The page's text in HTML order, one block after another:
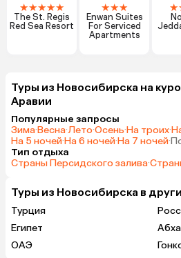
★★★★★
The St. Regis
Red Sea Resort
★★★
Enwan Suites
For Serviced
Apartments
★
Туры из Новосибирска на
Аравии
Популярные запросы
Зима·Весна·Лето·Осень·На троих·
На 5 ночей·На 6 ночей·На 7 ночей·
Тип отдыха
Страны Персидского залива·
Туры из Новосибирска в
Турция
Египет
ОАЭ